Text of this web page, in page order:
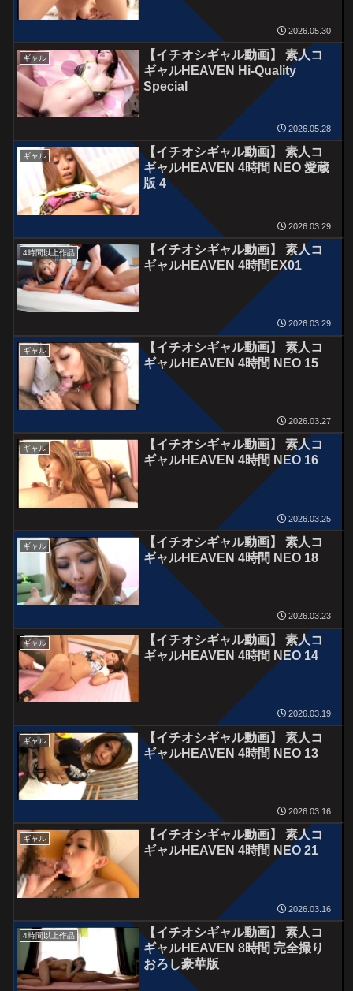
2026.05.30
ギャル
【イチオシギャル動画】 素人コ
ギャルHEAVEN Hi-Quality
Special
2026.05.28
ギャル
【イチオシギャル動画】 素人コ
ギャルHEAVEN 4時間 NEO 愛蔵
版 4
2026.03.29
4時間以上作品
【イチオシギャル動画】 素人コ
ギャルHEAVEN 4時間EX01
2026.03.29
ギャル
【イチオシギャル動画】 素人コ
ギャルHEAVEN 4時間 NEO 15
2026.03.27
ギャル
【イチオシギャル動画】 素人コ
ギャルHEAVEN 4時間 NEO 16
2026.03.25
ギャル
【イチオシギャル動画】 素人コ
ギャルHEAVEN 4時間 NEO 18
2026.03.23
ギャル
【イチオシギャル動画】 素人コ
ギャルHEAVEN 4時間 NEO 14
2026.03.19
ギャル
【イチオシギャル動画】 素人コ
ギャルHEAVEN 4時間 NEO 13
2026.03.16
ギャル
【イチオシギャル動画】 素人コ
ギャルHEAVEN 4時間 NEO 21
2026.03.16
4時間以上作品
【イチオシギャル動画】 素人コ
ギャルHEAVEN 8時間 完全撮り
おろし豪華版